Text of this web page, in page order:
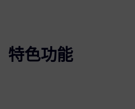
特色功能